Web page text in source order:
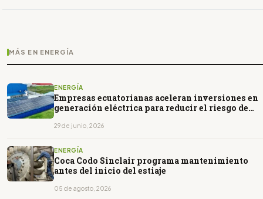
MÁS EN ENERGÍA
ENERGÍA
Empresas ecuatorianas aceleran inversiones en
generación eléctrica para reducir el riesgo de
29 de junio, 2026
ENERGÍA
Coca Codo Sinclair programa mantenimiento
antes del inicio del estiaje
05 de agosto, 2026